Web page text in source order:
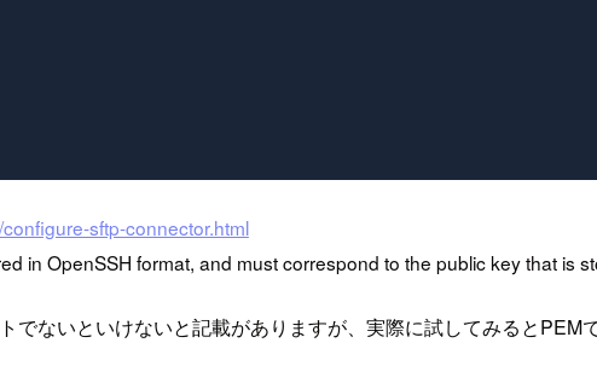
sftp-connector.html
in OpenSSH format, and must correspond to the public key that is
ないといけないと記載がありますが、実際に試してみるとPEM